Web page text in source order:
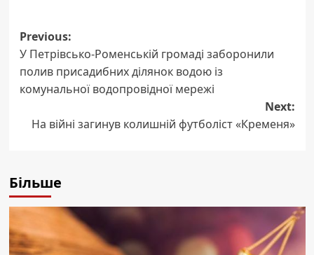
Post
navigation
Previous:
У Петрівсько-Роменській громаді заборонили
полив присадибних ділянок водою із
комунальної водопровідної мережі
Next:
На війні загинув колишній футболіст «Кременя»
Більше